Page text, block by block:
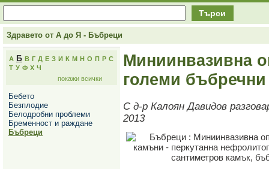
Всички
оферти
Hitro.bg
Всички
оферти
Hitro.bg
във
всички
оферти
Всички
оферти
Търси
Здравето от А до Я - Бъбреци
А Б В Г Д Е З И К М Н О П Р С
Т У Ф Х Ч
покажи всички
Бебето
Безплодие
Белодробни проблеми
Бременност и раждане
Бъбреци
Миниинвазивна
големи
С д-р Калоян Давидов
2013